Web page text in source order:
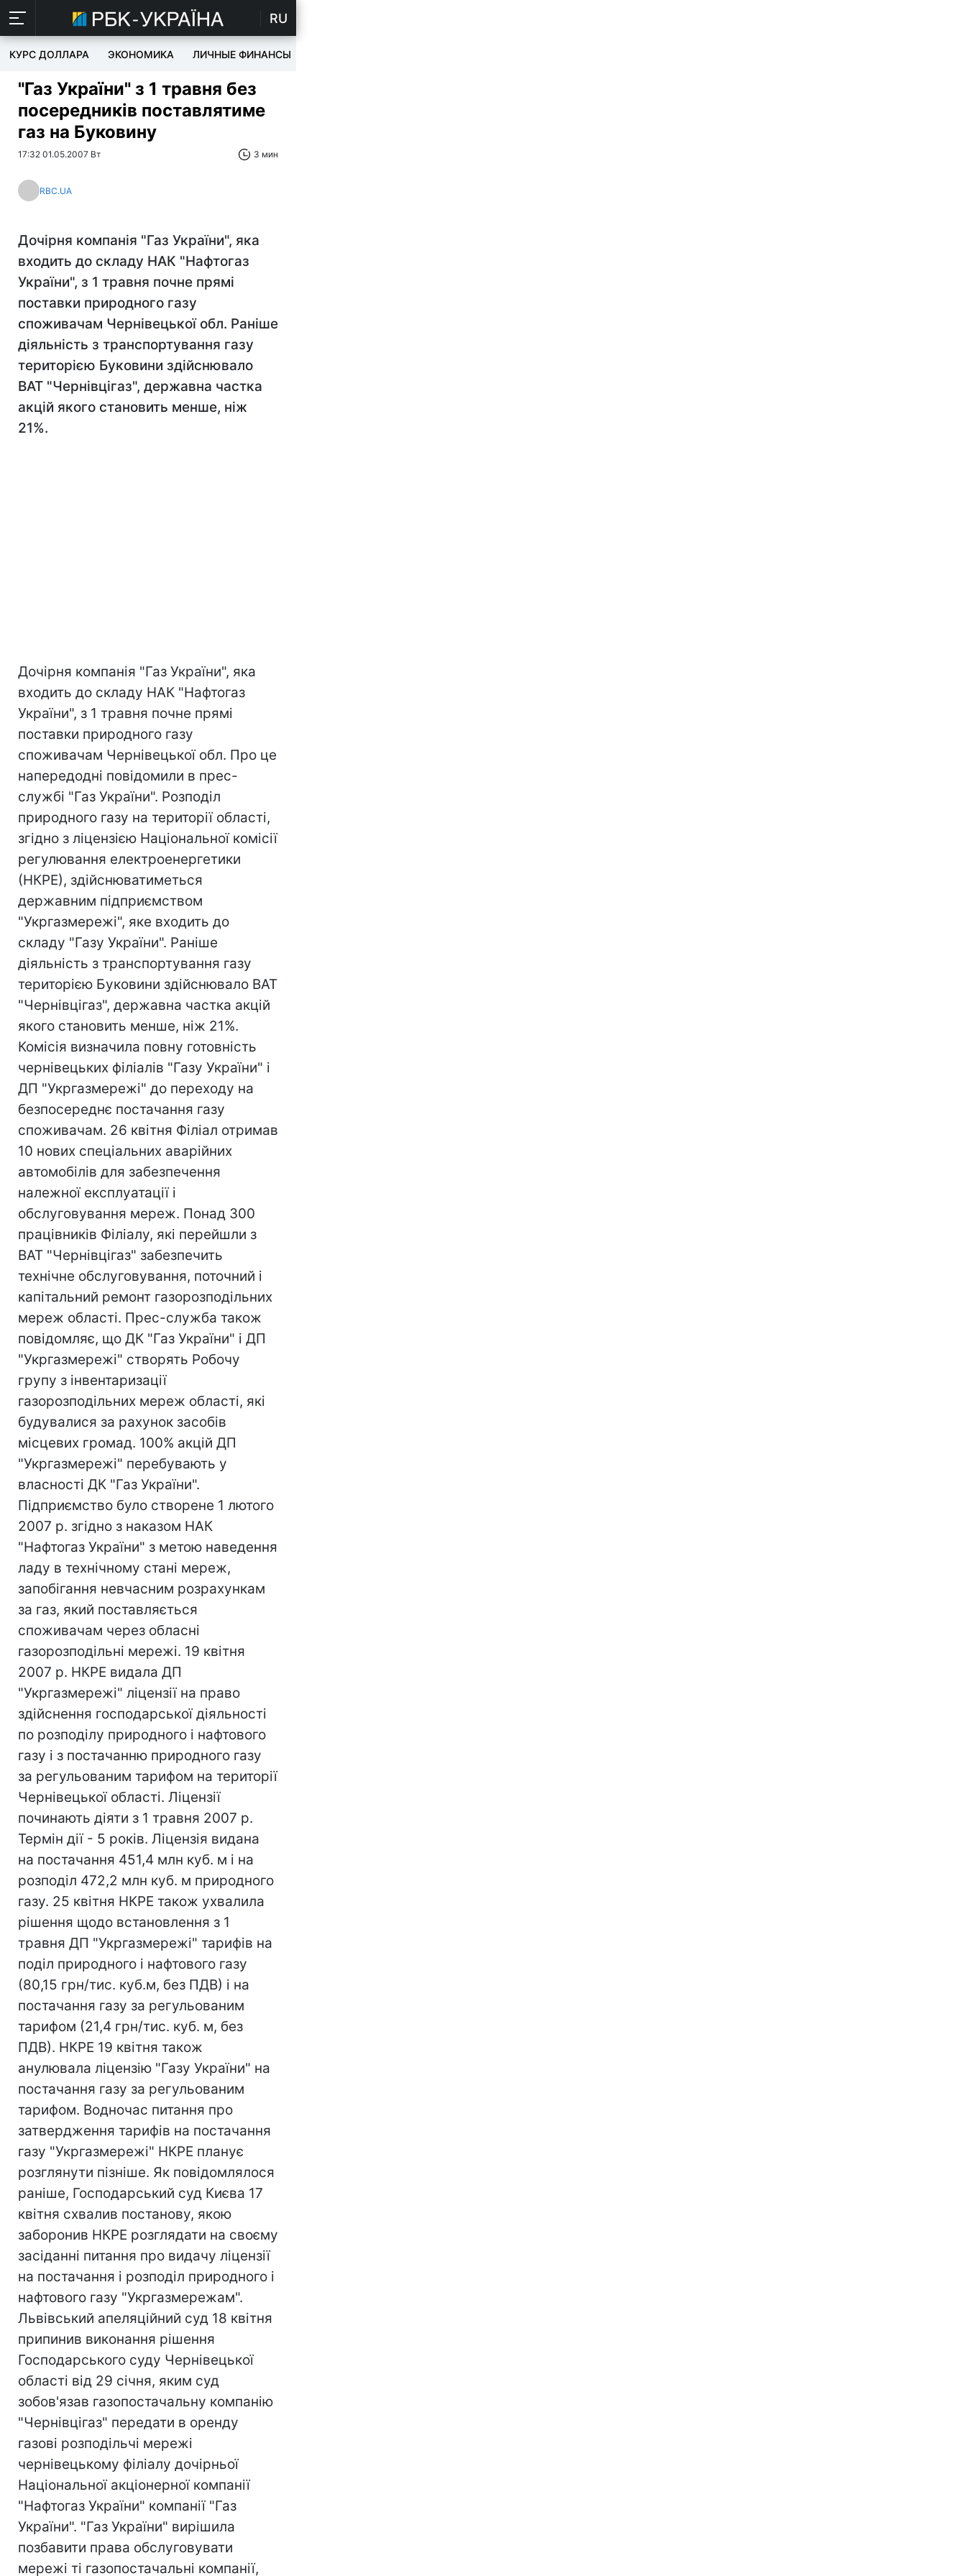
RU
КУРС ДОЛЛАРА ЭКОНОМИКА ЛИЧНЫЕ ФИНАНСЫ
"Газ України" з 1 травня без
посередників поставлятиме
газ на Буковину
17:32 01.05.2007 Вт 3 мин
RBC.UA
Дочірня компанія "Газ України", яка
входить до складу НАК "Нафтогаз
України", з 1 травня почне прямі
поставки природного газу
споживачам Чернівецької обл. Раніше
діяльність з транспортування газу
територією Буковини здійснювало
ВАТ "Чернівцігаз", державна частка
акцій якого становить менше, ніж
21%.
Дочірня компанія "Газ України", яка
входить до складу НАК "Нафтогаз
України", з 1 травня почне прямі
поставки природного газу
споживачам Чернівецької обл. Про це
напередодні повідомили в прес-
службі "Газ України". Розподіл
природного газу на території області,
згідно з ліцензією Національної комісії
регулювання електроенергетики
(НКРЕ), здійснюватиметься
державним підприємством
"Укргазмережі", яке входить до
складу "Газу України". Раніше
діяльність з транспортування газу
територією Буковини здійснювало ВАТ
"Чернівцігаз", державна частка акцій
якого становить менше, ніж 21%.
Комісія визначила повну готовність
чернівецьких філіалів "Газу України" і
ДП "Укргазмережі" до переходу на
безпосереднє постачання газу
споживачам. 26 квітня Філіал отримав
10 нових спеціальних аварійних
автомобілів для забезпечення
належної експлуатації і
обслуговування мереж. Понад 300
працівників Філіалу, які перейшли з
ВАТ "Чернівцігаз" забезпечить
технічне обслуговування, поточний і
капітальний ремонт газорозподільних
мереж області. Прес-служба також
повідомляє, що ДК "Газ України" і ДП
"Укргазмережі" створять Робочу
групу з інвентаризації
газорозподільних мереж області, які
будувалися за рахунок засобів
місцевих громад. 100% акцій ДП
"Укргазмережі" перебувають у
власності ДК "Газ України".
Підприємство було створене 1 лютого
2007 р. згідно з наказом НАК
"Нафтогаз України" з метою наведення
ладу в технічному стані мереж,
запобігання невчасним розрахункам
за газ, який поставляється
споживачам через обласні
газорозподільні мережі. 19 квітня
2007 р. НКРЕ видала ДП
"Укргазмережі" ліцензії на право
здійснення господарської діяльності
по розподілу природного і нафтового
газу і з постачанню природного газу
за регульованим тарифом на території
Чернівецької області. Ліцензії
починають діяти з 1 травня 2007 р.
Термін дії - 5 років. Ліцензія видана
на постачання 451,4 млн куб. м і на
розподіл 472,2 млн куб. м природного
газу. 25 квітня НКРЕ також ухвалила
рішення щодо встановлення з 1
травня ДП "Укргазмережі" тарифів на
поділ природного і нафтового газу
(80,15 грн/тис. куб.м, без ПДВ) і на
постачання газу за регульованим
тарифом (21,4 грн/тис. куб. м, без
ПДВ). НКРЕ 19 квітня також
анулювала ліцензію "Газу України" на
постачання газу за регульованим
тарифом. Водночас питання про
затвердження тарифів на постачання
газу "Укргазмережі" НКРЕ планує
розглянути пізніше. Як повідомлялося
раніше, Господарський суд Києва 17
квітня схвалив постанову, якою
заборонив НКРЕ розглядати на своєму
засіданні питання про видачу ліцензії
на постачання і розподіл природного і
нафтового газу "Укргазмережам".
Львівський апеляційний суд 18 квітня
припинив виконання рішення
Господарського суду Чернівецької
області від 29 січня, яким суд
зобов'язав газопостачальну компанію
"Чернівцігаз" передати в оренду
газові розподільчі мережі
чернівецькому філіалу дочірньої
Національної акціонерної компанії
"Нафтогаз України" компанії "Газ
України". "Газ України" вирішила
позбавити права обслуговувати
мережі ті газопостачальні компанії,